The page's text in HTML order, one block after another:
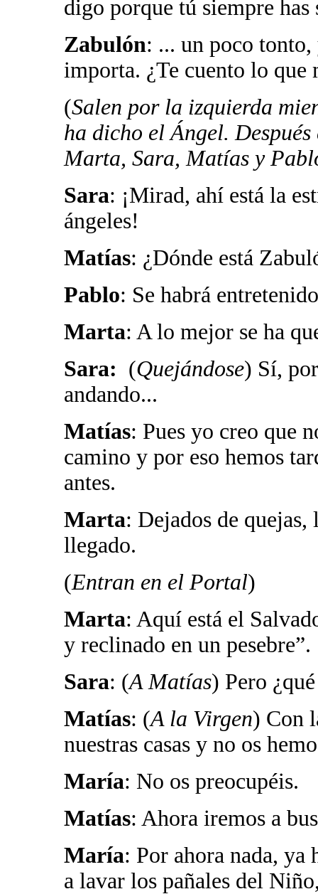
digo porque tú siempre
Zabulón: ... un poco tonto,
importa. ¿Te cuento lo que
(Salen por la izquierda
ha dicho el Ángel.
Marta, Sara, Matías y
Sara: ¡Mirad, ahí está la
ángeles!
Matías: ¿Dónde está
Pablo: Se habrá
Marta: A lo mejor se ha
Sara: (Quejándose) Sí,
andando...
Matías: Pues yo creo que
camino y por eso hemos
antes.
Marta: Dejados de
llegado.
(Entran en el Portal)
Marta: Aquí está el
y reclinado en un pesebre”.
Sara: (A Matías) Pero
Matías: (A la Virgen) Con
nuestras casas y no os
María: No os preocupéis.
Matías: Ahora iremos a
María: Por ahora nada, ya
a lavar los pañales del